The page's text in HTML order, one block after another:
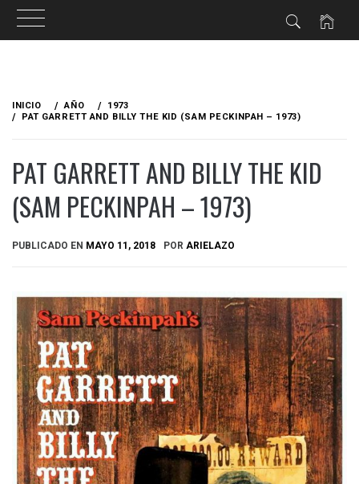
contenido
INICIO AÑO
1973
PAT GARRETT AND BILLY THE KID (SAM PECKINPAH – 1973)
PAT GARRETT AND BILLY THE KID
(SAM PECKINPAH – 1973)
PUBLICADO EN MAYO 11, 2018 POR ARIELAZO